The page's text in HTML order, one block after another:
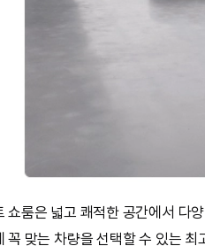
쇼룸은 넓고 쾌적한 공간에서 다
꼭 맞는 차량을 선택할 수 있는